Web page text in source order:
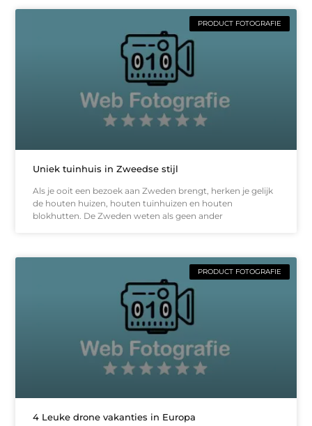
PRODUCT FOTOGRAFIE
Uniek tuinhuis in Zweedse stijl
Als je ooit een bezoek aan Zweden brengt, herken je gelijk
de houten huizen, houten tuinhuizen en houten
blokhutten. De Zweden weten als geen ander
PRODUCT FOTOGRAFIE
4 Leuke drone vakanties in Europa